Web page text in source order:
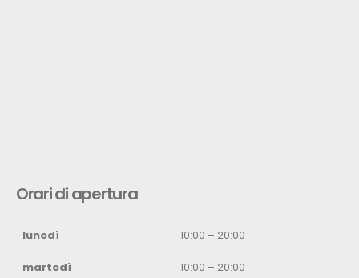
Orari di apertura
lunedì 10:00 – 20:00
martedì 10:00 – 20:00